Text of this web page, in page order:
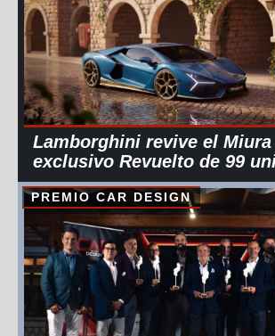
Lamborghini revive el
exclusivo Revuelto de 99
PREMIO CAR DESIGN